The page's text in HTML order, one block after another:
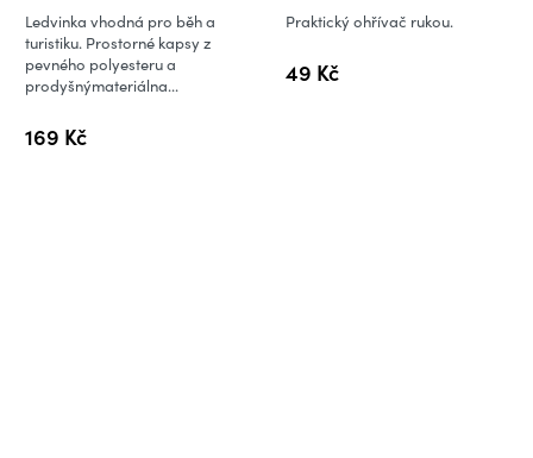
169 Kč
Ledvinka vhodná pro běh a
turistiku. Prostorné kapsy z
pevného polyesteru a
prodyšnýmateriálna...
49 Kč
Praktický ohřívač rukou.